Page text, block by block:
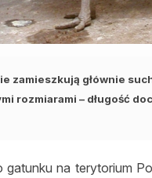
zamieszkują głównie
rozmiarami – długość
gatunku na terytorium